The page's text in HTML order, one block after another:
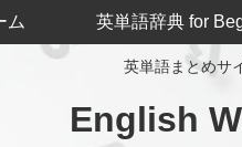
英単語まとめサ
English
ム